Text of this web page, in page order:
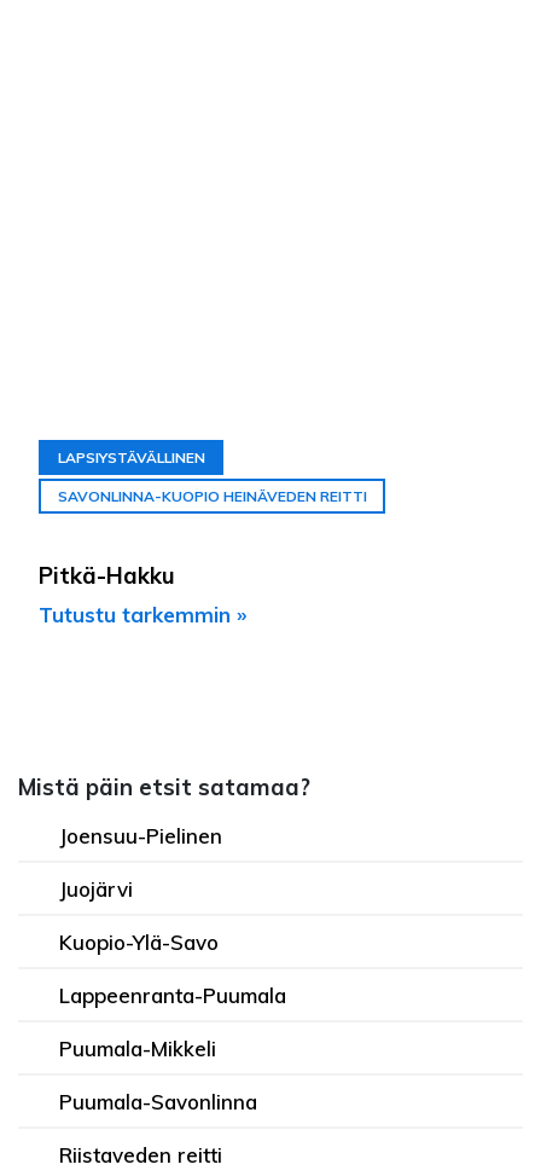
LAPSIYSTÄVÄLLINEN
SAVONLINNA-KUOPIO HEINÄVEDEN REITTI
Pitkä-Hakku
Tutustu tarkemmin »
Mistä päin etsit satamaa?
Joensuu-Pielinen
Juojärvi
Kuopio-Ylä-Savo
Lappeenranta-Puumala
Puumala-Mikkeli
Puumala-Savonlinna
Riistaveden reitti